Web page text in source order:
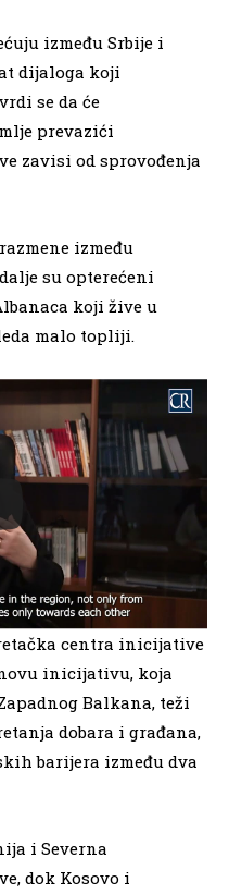
između Srbije i
dijaloga koji
se da će
prevazići
zavisi od sprovođenja
između
su opterećeni
koji žive u
malo topliji.
centra inicijative
inicijativu, koja
Balkana, teži
dobara i građana,
barijera između dva
i Severna
dok Kosovo i